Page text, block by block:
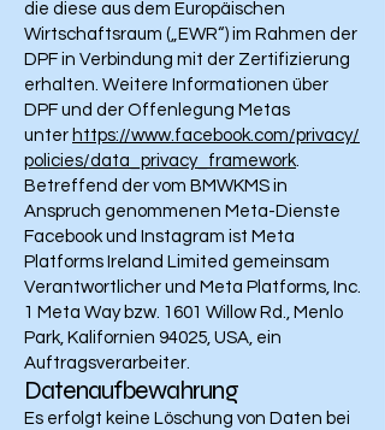
die diese aus dem Europäischen
Wirtschaftsraum („EWR“) im Rahmen der
DPF in Verbindung mit der Zertifizierung
erhalten. Weitere Informationen über
DPF und der Offenlegung Metas
unter https://www.facebook.com/privacy/
policies/data_privacy_framework.
Betreffend der vom BMWKMS in
Anspruch genommenen Meta-Dienste
Facebook und Instagram ist Meta
Platforms Ireland Limited gemeinsam
Verantwortlicher und Meta Platforms, Inc.
1 Meta Way bzw. 1601 Willow Rd., Menlo
Park, Kalifornien 94025, USA, ein
Auftragsverarbeiter.
Datenaufbewahrung
Es erfolgt keine Löschung von Daten bei